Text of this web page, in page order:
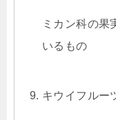
ミカン科の果
いるもの
キウイフルー